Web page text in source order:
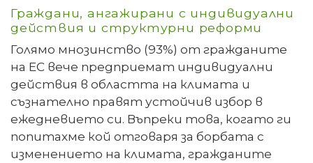
Граждани, ангажирани с индивидуални
действия и структурни реформи
Голямо мнозинство (93%) от гражданите
на ЕС вече предприемат индивидуални
действия в областта на климата и
съзнателно правят устойчив избор в
ежедневието си. Въпреки това, когато ги
попитахме кой отговаря за борбата с
изменението на климата, гражданите